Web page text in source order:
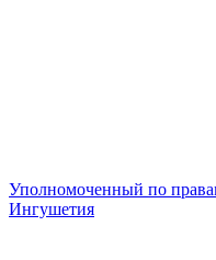
Уполномоченный по
Ингушетия